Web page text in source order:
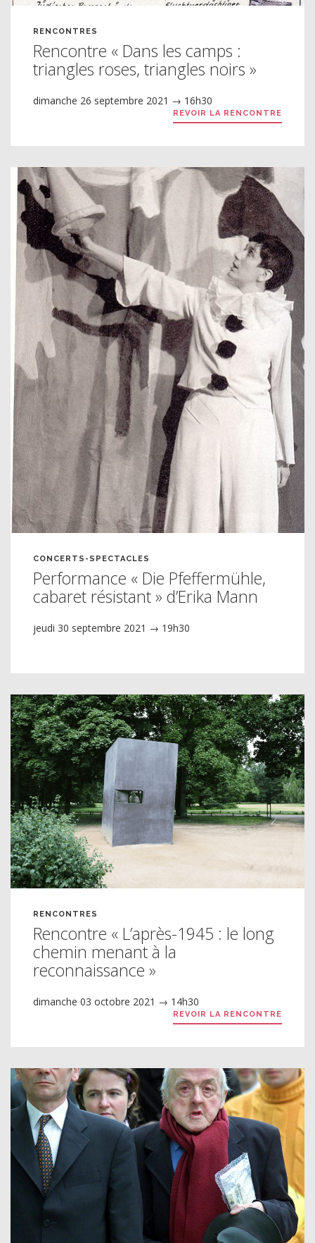
RENCONTRES
Rencontre « Dans les camps :
triangles roses, triangles noirs »
dimanche 26 septembre 2021 → 16h30
REVOIR LA RENCONTRE
CONCERTS-SPECTACLES
Performance « Die Pfeffermühle,
cabaret résistant » d’Erika Mann
jeudi 30 septembre 2021 → 19h30
RENCONTRES
Rencontre « L’après-1945 : le long
chemin menant à la
reconnaissance »
dimanche 03 octobre 2021 → 14h30
REVOIR LA RENCONTRE